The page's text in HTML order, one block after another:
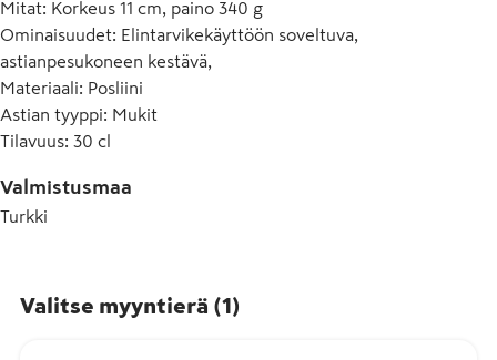
Mitat: Korkeus 11 cm, paino 340 g
Ominaisuudet: Elintarvikekäyttöön soveltuva,
astianpesukoneen kestävä,
Materiaali: Posliini
Astian tyyppi: Mukit
Tilavuus: 30 cl
Valmistusmaa
Turkki
Valitse myyntierä (1)